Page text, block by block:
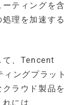
ティングを含
理を加速する
て、Tencent
ングプラット
ラウド製品を
には、